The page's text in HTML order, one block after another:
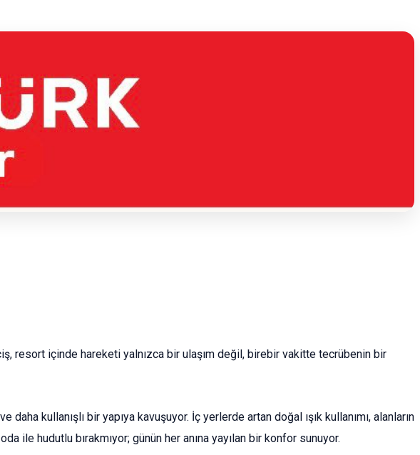
resort içinde hareketi yalnızca bir ulaşım değil, birebir vakitte tecrübenin bir
kullanışlı bir yapıya kavuşuyor. İç yerlerde artan doğal ışık kullanımı, alanların
ile hudutlu bırakmıyor; günün her anına yayılan bir konfor sunuyor.